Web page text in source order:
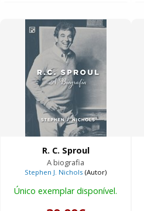
R. C. Sproul
A biografia
Stephen J. Nichols (Autor)
Único exemplar disponível.